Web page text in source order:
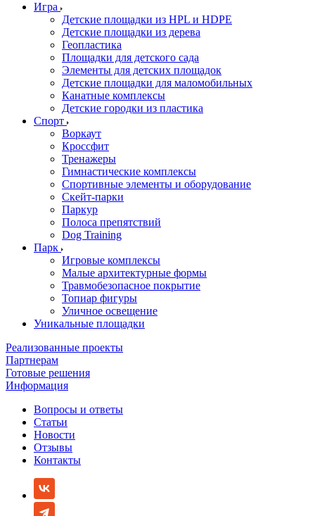
Игра
Детские площадки из HPL и HDPE
Детские площадки из дерева
Геопластика
Площадки для детского сада
Элементы для детских площадок
Детские площадки для маломобильных
Канатные комплексы
Детские городки из пластика
Спорт
Воркаут
Кроссфит
Тренажеры
Гимнастические комплексы
Спортивные элементы и оборудование
Скейт-парки
Паркур
Полоса препятствий
Dog Training
Парк
Игровые комплексы
Малые архитектурные формы
Травмобезопасное покрытие
Топиар фигуры
Уличное освещение
Уникальные площадки
Реализованные проекты
Партнерам
Готовые решения
Информация
Вопросы и ответы
Статьи
Новости
Отзывы
Контакты